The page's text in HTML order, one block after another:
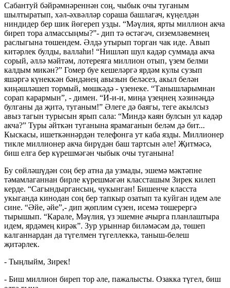
Сабантуй бәйрәмнәреннән соң, чыбык очы туганым
шылтыратып, хәл-әхвәлләр сораша башлагач, күңелдән
ниндидер бер шик йөгереп узды. “Мәүлия, ярты миллион акча
биреп тора алмассыңмы?”- дип тә өстәгәч, сиземләвемнең
раслыгына төшендем. Әлдә утырып торган чак иде. Авып
китәрлек булды, валлаһи! “Нишләп шул кадәр суммада акча
сорый, әллә мәйтәм, лотереяга миллион отып, үзем белми
калдым микән?” Гомер буе кешеләргә ярдәм кулы сузып
яшәргә күнеккән бәндәнең авызын беләсез, акыл белән
киңәшләшеп тормый, мөшкәдә - үзенеке. “Танышларымнан
сорап карармын”, - димен. “И-и-и, миңа үзеңнең хәзинәңдә
булганы да җитә, туганым!” Әлеге дә баягы, теге акылсыз
авыз тагын турысын ярып сала: “Миндә каян булсын ул кадәр
акча?” Туры әйткән туганына ярамаганын беләм дә бит...
Кыскасы, ишеткәннәрдән телефонга ут каба язды. Миллионер
тикле миллионер акча бирүдән баш тартсын әле! Җитмәсә,
биш елга бер күрешмәгән чыбык очы туганына!
Бу сөйләшүдән соң бер атна да узмады, эшемә мәктәпне
тәмамлаганнан бирле күрешмәгән классташым Зирек килеп
керде. “Сагындыргансың, чукынган! Бишенче класста
укыганда кинодан соң бер тапкыр озатып та куйган идем әле
сине. “Әйе, әйе”,- дип җөплим сүзен, исемә төшерергә
тырышып. “Карале, Мәүлия, үз эшемне ачырга планлаштыра
идем, ярдәмең кирәк”. Зур урыннар биләмәсәм дә, төшеп
калганнардан да түгелмен түгеллеккә, таныш-белеш
җитәрлек.
- Тыңлыйм, Зирек!
- Биш миллион биреп тор әле, пажалысты. Озакка түгел, биш